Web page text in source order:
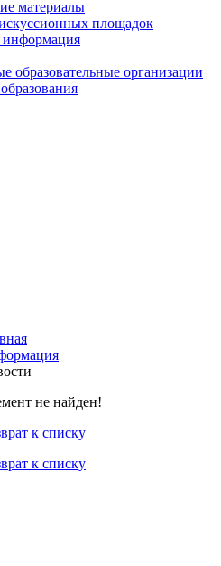
материалы
площадок
информация
образовательные организации
не найден!
к списку
к списку